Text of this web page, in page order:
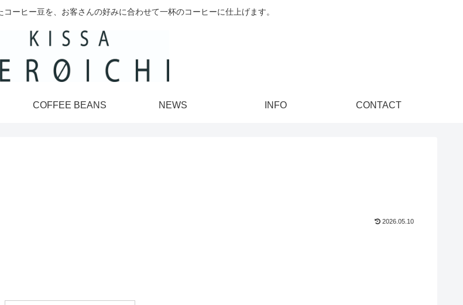
ーヒー豆を、お客さんの好みに合わせて一杯のコーヒーに仕上げます。
COFFEE BEANS NEWS INFO CONTACT
2026.05.10